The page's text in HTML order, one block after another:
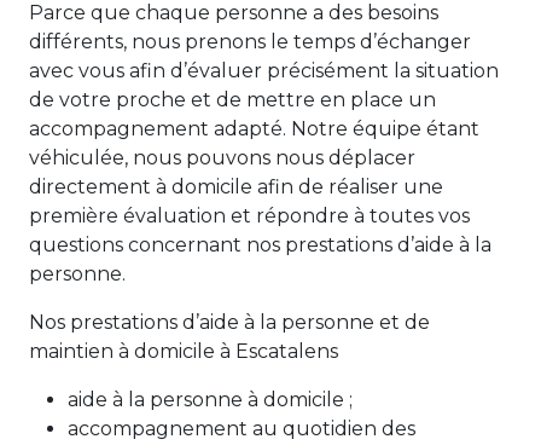
Parce que chaque personne a des besoins
différents, nous prenons le temps d’échanger
avec vous afin d’évaluer précisément la situation
de votre proche et de mettre en place un
accompagnement adapté. Notre équipe étant
véhiculée, nous pouvons nous déplacer
directement à domicile afin de réaliser une
première évaluation et répondre à toutes vos
questions concernant nos prestations d’aide à la
personne.
Nos prestations d’aide à la personne et de
maintien à domicile à Escatalens
aide à la personne à domicile ;
accompagnement au quotidien des